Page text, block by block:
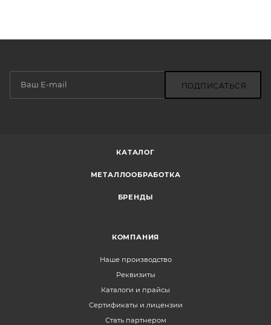
ПОДПИСАТЬСЯ
КАТАЛОГ
МЕТАЛЛООБРАБОТКА
БРЕНДЫ
КОМПАНИЯ
Наше производство
Реквизиты
Каталоги и прайсы
Сертификаты и лицензии
Стать партнером